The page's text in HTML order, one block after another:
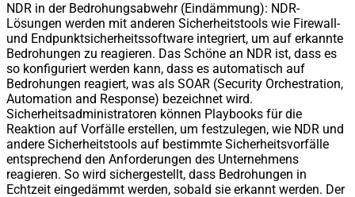
NDR in der Bedrohungsabwehr (Eindämmung): NDR-
Lösungen werden mit anderen Sicherheitstools wie Firewall-
und Endpunktsicherheitssoftware integriert, um auf erkannte
Bedrohungen zu reagieren. Das Schöne an NDR ist, dass es
so konfiguriert werden kann, dass es automatisch auf
Bedrohungen reagiert, was als SOAR (Security Orchestration,
Automation and Response) bezeichnet wird.
Sicherheitsadministratoren können Playbooks für die
Reaktion auf Vorfälle erstellen, um festzulegen, wie NDR und
andere Sicherheitstools auf bestimmte Sicherheitsvorfälle
entsprechend den Anforderungen des Unternehmens
reagieren. So wird sichergestellt, dass Bedrohungen in
Echtzeit eingedämmt werden, sobald sie erkannt werden. Der